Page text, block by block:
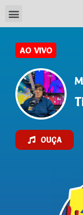
AO VIVO
OUÇA